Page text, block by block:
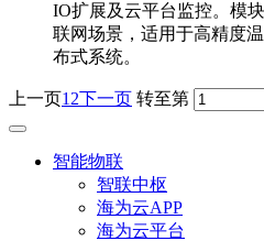
IO扩展及云平台监控。模
联网场景，适用于高精度
布式系统。
上一页1 2下一页 转至第
智能物联
智联中枢
海为云APP
海为云平台